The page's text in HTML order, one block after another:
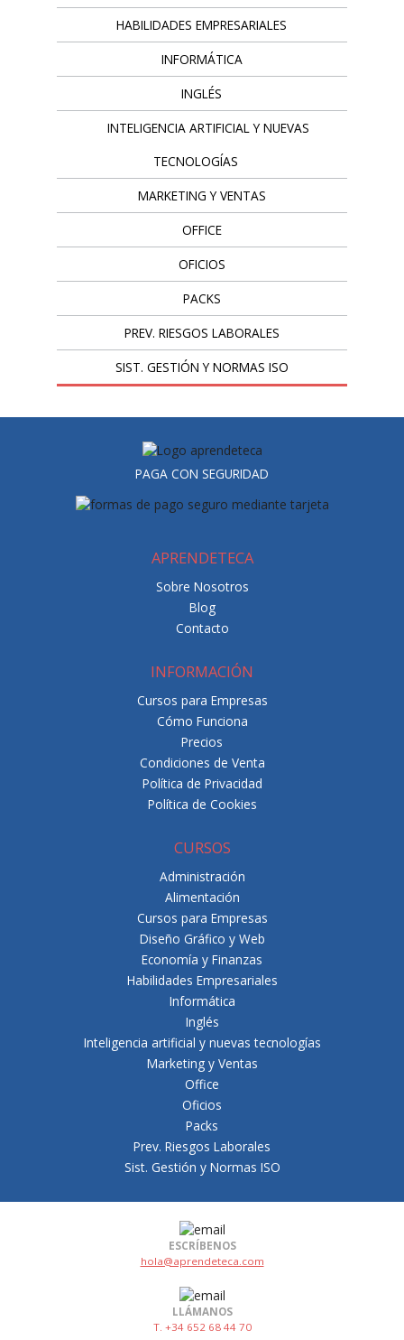
HABILIDADES EMPRESARIALES
INFORMÁTICA
INGLÉS
INTELIGENCIA ARTIFICIAL Y NUEVAS
TECNOLOGÍAS
MARKETING Y VENTAS
OFFICE
OFICIOS
PACKS
PREV. RIESGOS LABORALES
SIST. GESTIÓN Y NORMAS ISO
PAGA CON SEGURIDAD
APRENDETECA
Sobre Nosotros
Blog
Contacto
INFORMACIÓN
Cursos para Empresas
Cómo Funciona
Precios
Condiciones de Venta
Política de Privacidad
Política de Cookies
CURSOS
Administración
Alimentación
Cursos para Empresas
Diseño Gráfico y Web
Economía y Finanzas
Habilidades Empresariales
Informática
Inglés
Inteligencia artificial y nuevas tecnologías
Marketing y Ventas
Office
Oficios
Packs
Prev. Riesgos Laborales
Sist. Gestión y Normas ISO
ESCRÍBENOS
hola@aprendeteca.com
LLÁMANOS
T. +34 652 68 44 70